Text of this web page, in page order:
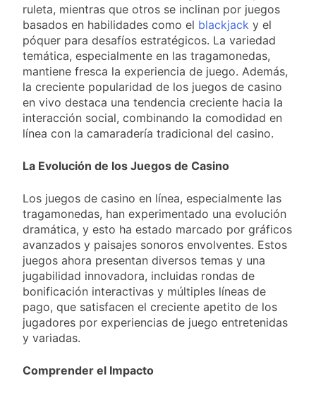
ruleta, mientras que otros se inclinan por juegos
basados en habilidades como el blackjack y el
póquer para desafíos estratégicos. La variedad
temática, especialmente en las tragamonedas,
mantiene fresca la experiencia de juego. Además,
la creciente popularidad de los juegos de casino
en vivo destaca una tendencia creciente hacia la
interacción social, combinando la comodidad en
línea con la camaradería tradicional del casino.
La Evolución de los Juegos de Casino
Los juegos de casino en línea, especialmente las
tragamonedas, han experimentado una evolución
dramática, y esto ha estado marcado por gráficos
avanzados y paisajes sonoros envolventes. Estos
juegos ahora presentan diversos temas y una
jugabilidad innovadora, incluidas rondas de
bonificación interactivas y múltiples líneas de
pago, que satisfacen el creciente apetito de los
jugadores por experiencias de juego entretenidas
y variadas.
Comprender el Impacto